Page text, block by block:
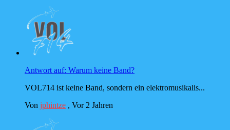
Antwort auf: Warum keine Band?
VOL714 ist keine Band, sondern ein elektromusikalis...
Von jphintze , Vor 2 Jahren